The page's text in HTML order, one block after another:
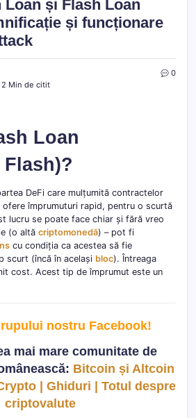
Loan și Flash Loan
și funcționare
2 Min de citit
0
Loan
DeFi care mulțumită contractelor
împrumuturi rapid, pentru o scurtă
lucru se poate face chiar și fără vreo
(o altă criptomonedă) – pot fi
cu condiția ca acestea să fie
scurt (încă în același bloc). Întreaga
cost. Acest tip de împrumut este un
nostru Facebook!
mai mare comunitate de
Bitcoin și Altcoin
| Ghiduri | Totul despre
criptovalute